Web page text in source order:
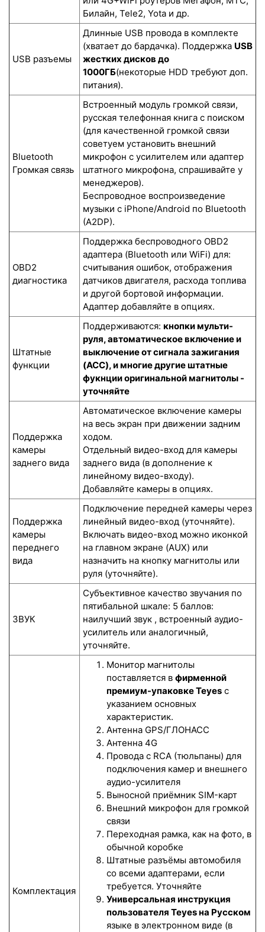
Билайн, Tele2, Yota и др.
USB разъемы
Длинные USB провода в комплекте
(хватает до бардачка). Поддержка USB
жестких дисков до
1000ГБ(некоторые HDD требуют доп.
питания).
Bluetooth
Громкая связь
Встроенный модуль громкой связи,
русская телефонная книга с поиском
(для качественной громкой связи
советуем установить внешний
микрофон с усилителем или адаптер
штатного микрофона, спрашивайте у
менеджеров).
Беспроводное воспроизведение
музыки с iPhone/Android по Bluetooth
(A2DP).
OBD2
диагностика
Поддержка беспроводного OBD2
адаптера (Bluetooth или WiFi) для:
считывания ошибок, отображения
датчиков двигателя, расхода топлива
и другой бортовой информации.
Адаптер добавляйте в опциях.
Штатные
функции
Поддерживаются: кнопки мульти-
руля, автоматическое включение и
выключение от сигнала зажигания
(ACC), и многие другие штатные
фукнции оригинальной магнитолы -
уточняйте
Поддержка
камеры
заднего вида
Автоматическое включение камеры
на весь экран при движении задним
ходом.
Отдельный видео-вход для камеры
заднего вида (в дополнение к
линейному видео-входу).
Добавляйте камеры в опциях.
Поддержка
камеры
переднего
вида
Подключение передней камеры через
линейный видео-вход (уточняйте).
Включать видео-вход можно иконкой
на главном экране (AUX) или
назначить на кнопку магнитолы или
руля (уточняйте).
ЗВУК
Субъективное качество звучания по
пятибальной шкале: 5 баллов:
наилучший звук , встроенный аудио-
усилитель или аналогичный,
уточняйте.
Комплектация
Монитор магнитолы
поставляется в фирменной
премиум-упаковке Teyes с
указанием основных
характеристик.
Антенна GPS/ГЛОНАСС
Антенна 4G
Провода с RCA (тюльпаны) для
подключения камер и внешнего
аудио-усилителя
Выносной приёмник SIM-карт
Внешний микрофон для громкой
связи
Переходная рамка, как на фото, в
обычной коробке
Штатные разъёмы автомобиля
со всеми адаптерами, если
требуется. Уточняйте
Универсальная инструкция
пользователя Teyes на Русском
языке в электронном виде (в